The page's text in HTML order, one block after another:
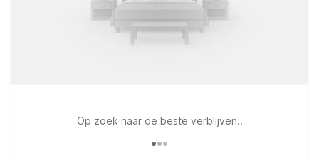
Op zoek naar de beste verblijven..